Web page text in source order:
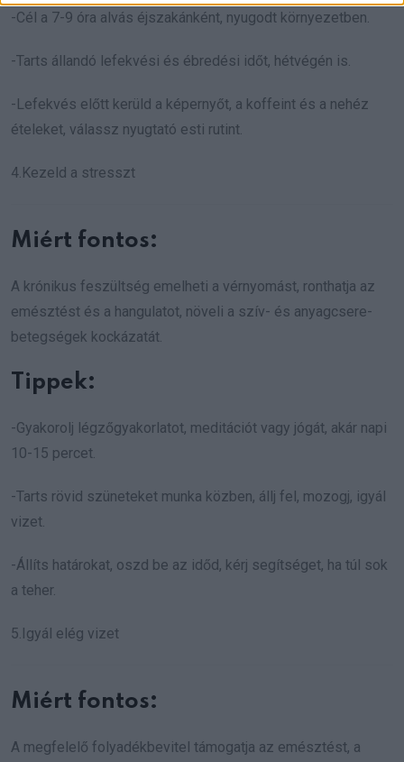
-Cél a 7-9 óra alvás éjszakánként, nyugodt környezetben.
-Tarts állandó lefekvési és ébredési időt, hétvégén is.
-Lefekvés előtt kerüld a képernyőt, a koffeint és a nehéz
ételeket, válassz nyugtató esti rutint.
4.Kezeld a stresszt
Miért fontos:
A krónikus feszültség emelheti a vérnyomást, ronthatja az
emésztést és a hangulatot, növeli a szív- és anyagcsere-
betegségek kockázatát.
Tippek:
-Gyakorolj légzőgyakorlatot, meditációt vagy jógát, akár napi
10-15 percet.
-Tarts rövid szüneteket munka közben, állj fel, mozogj, igyál
vizet.
-Állíts határokat, oszd be az időd, kérj segítséget, ha túl sok
a teher.
5.Igyál elég vizet
Miért fontos:
A megfelelő folyadékbevitel támogatja az emésztést, a